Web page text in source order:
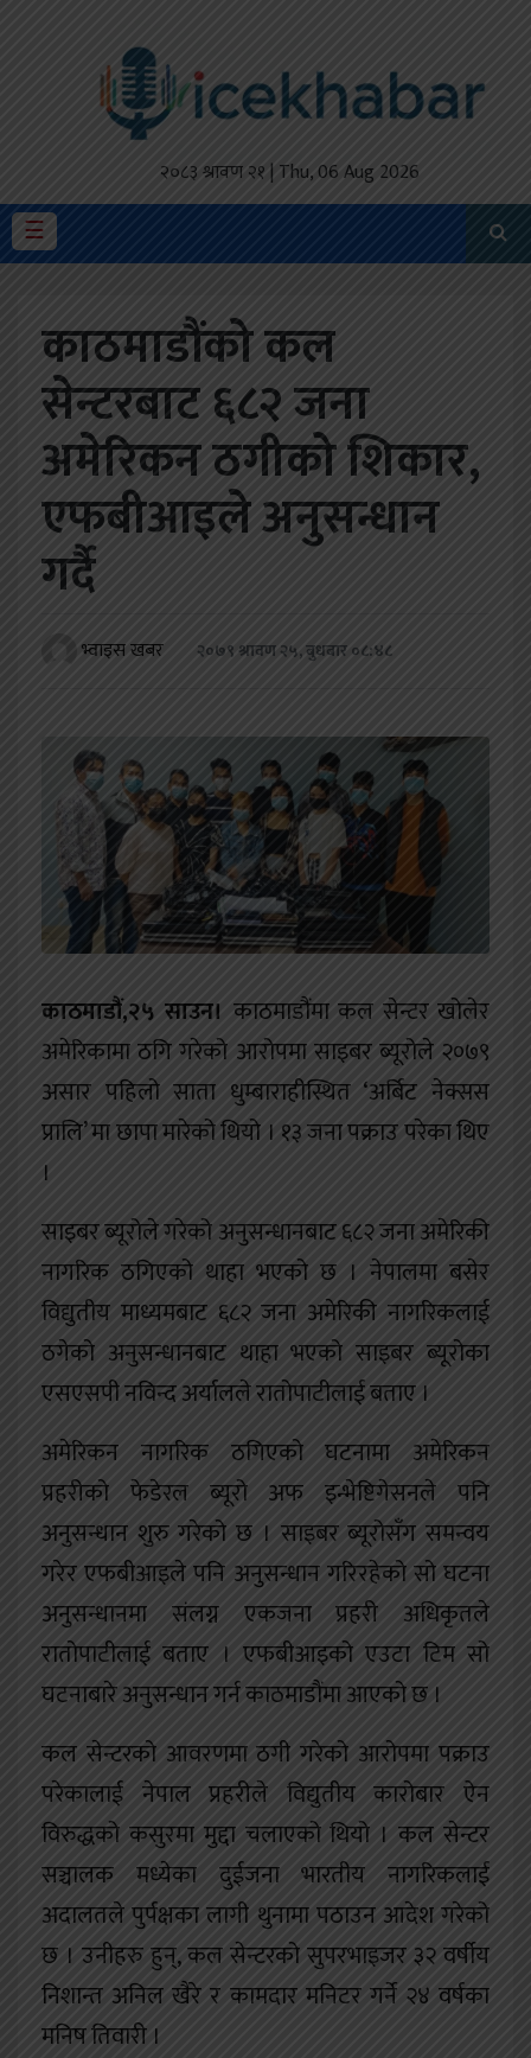
२०८३ श्रावण २१ | Thu, 06 Aug 2026
☰
मैथिली
प्रदेश
राजनीति
अन्य
काठमाडौंको कल
सेन्टरबाट ६८२ जना
अमेरिकन ठगीको शिकार,
एफबीआइले अनुसन्धान
गर्दै
भ्वाइस खबर २०७९ श्रावण २५, बुधबार ०८:४८
काठमाडौं,२५साउन। काठमाडौंमा कल सेन्टर खोलेर
अमेरिकामा ठगि गरेको आरोपमा साइबर ब्यूरोले २०७९
असार पहिलो साता धुम्बाराहीस्थित ‘अर्बिट नेक्सस
प्रालि’ मा छापा मारेको थियो । १३ जना पक्राउ परेका थिए
।
साइबर ब्यूरोले गरेको अनुसन्धानबाट ६८२ जना अमेरिकी
नागरिक ठगिएको थाहा भएको छ । नेपालमा बसेर
विद्युतीय माध्यमबाट ६८२ जना अमेरिकी नागरिकलाई
ठगेको अनुसन्धानबाट थाहा भएको साइबर ब्यूरोका
एसएसपी नविन्द अर्यालले रातोपाटीलाई बताए ।
अमेरिकन नागरिक ठगिएको घटनामा अमेरिकन
प्रहरीको फेडेरल ब्यूरो अफ इन्भेष्टिगेसनले पनि
अनुसन्धान शुरु गरेको छ । साइबर ब्यूरोसँग समन्वय
गरेर एफबीआइले पनि अनुसन्धान गरिरहेको सो घटना
अनुसन्धानमा संलग्न एकजना प्रहरी अधिकृतले
रातोपाटीलाई बताए । एफबीआइको एउटा टिम सो
घटनाबारे अनुसन्धान गर्न काठमाडौंमा आएको छ ।
कल सेन्टरको आवरणमा ठगी गरेको आरोपमा पक्राउ
परेकालाई नेपाल प्रहरीले विद्युतीय कारोबार ऐन
विरुद्धको कसुरमा मुद्दा चलाएको थियो । कल सेन्टर
सञ्चालक मध्येका दुईजना भारतीय नागरिकलाई
अदालतले पुर्पक्षका लागी थुनामा पठाउन आदेश गरेको
छ । उनीहरु हुन्, कल सेन्टरको सुपरभाइजर ३२ वर्षीय
निशान्त अनिल खैरे र कामदार मनिटर गर्ने २४ वर्षका
मनिष तिवारी ।